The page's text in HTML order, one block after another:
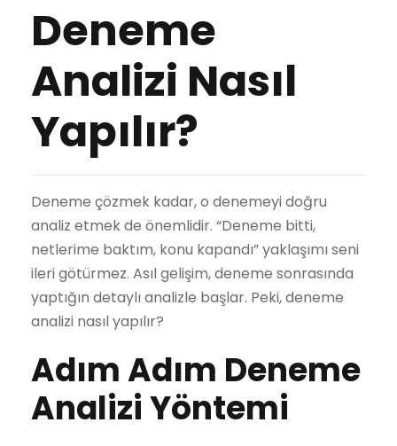
Deneme
Analizi Nasıl
Yapılır?
Deneme çözmek kadar, o denemeyi doğru
analiz etmek de önemlidir. “Deneme bitti,
netlerime baktım, konu kapandı” yaklaşımı seni
ileri götürmez. Asıl gelişim, deneme sonrasında
yaptığın detaylı analizle başlar. Peki, deneme
analizi nasıl yapılır?
Adım Adım Deneme
Analizi Yöntemi